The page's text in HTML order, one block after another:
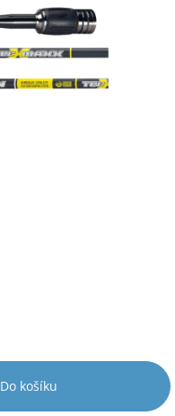
Do košíku